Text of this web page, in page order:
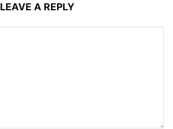
LEAVE A REPLY